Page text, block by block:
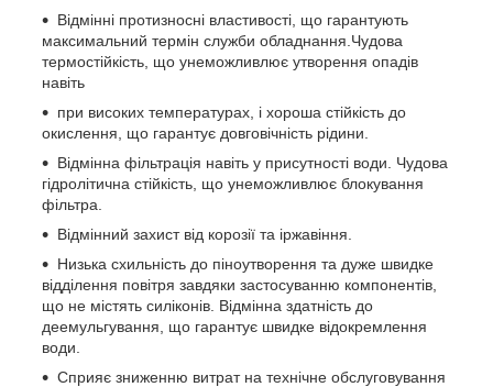
Відмінні протизносні властивості, що гарантують
максимальний термін служби обладнання.Чудова
термостійкість, що унеможливлює утворення опадів
навіть
при високих температурах, і хороша стійкість до
окислення, що гарантує довговічність рідини.
Відмінна фільтрація навіть у присутності води. Чудова
гідролітична стійкість, що унеможливлює блокування
фільтра.
Відмінний захист від корозії та іржавіння.
Низька схильність до піноутворення та дуже швидке
відділення повітря завдяки застосуванню компонентів,
що не містять силіконів. Відмінна здатність до
деемульгування, що гарантує швидке відокремлення
води.
Сприяє зниженню витрат на технічне обслуговування